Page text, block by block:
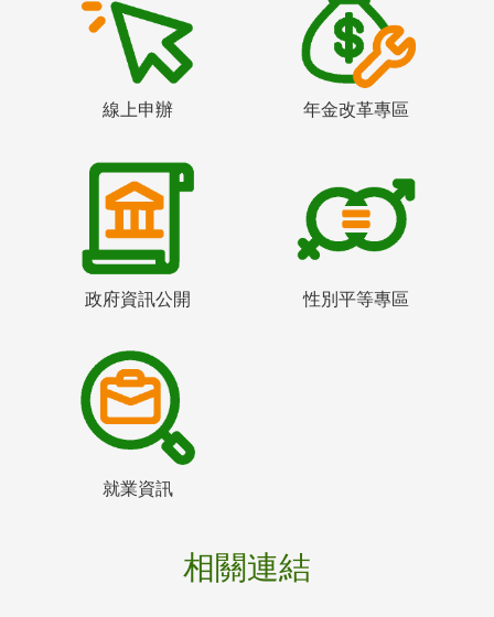
線上申辦 年金改革專區
政府資訊公開 性別平等專區
就業資訊
相關連結